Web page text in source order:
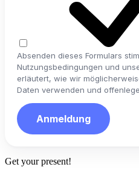
Absenden dieses Formulars
Nutzungsbedingungen und
erläutert, wie wir
Daten verwenden und
Anmeldung
Get your present!